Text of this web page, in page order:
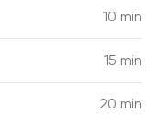
10 min
15 min
20 min